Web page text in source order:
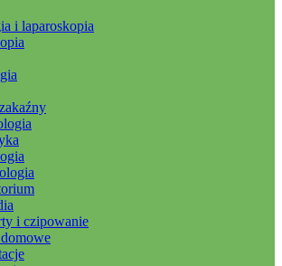
i laparoskopia
i czipowanie